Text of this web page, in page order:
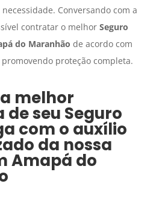
Conversando com a
contratar o melhor Seguro
do Maranhão de acordo com
proteção completa.
melhor
de seu Seguro
com o auxílio
da nossa
Amapá do